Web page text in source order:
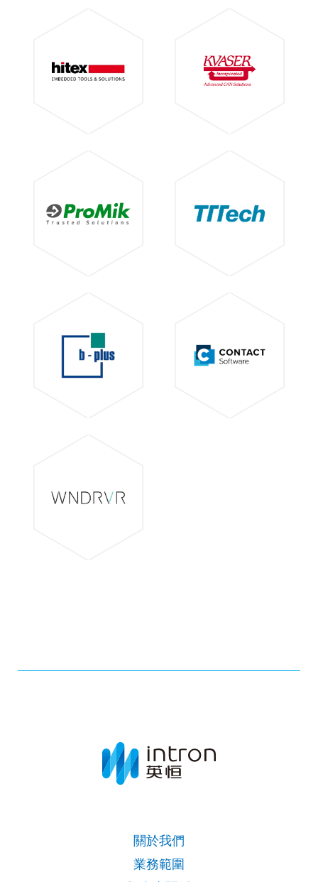
關於我們
業務範圍